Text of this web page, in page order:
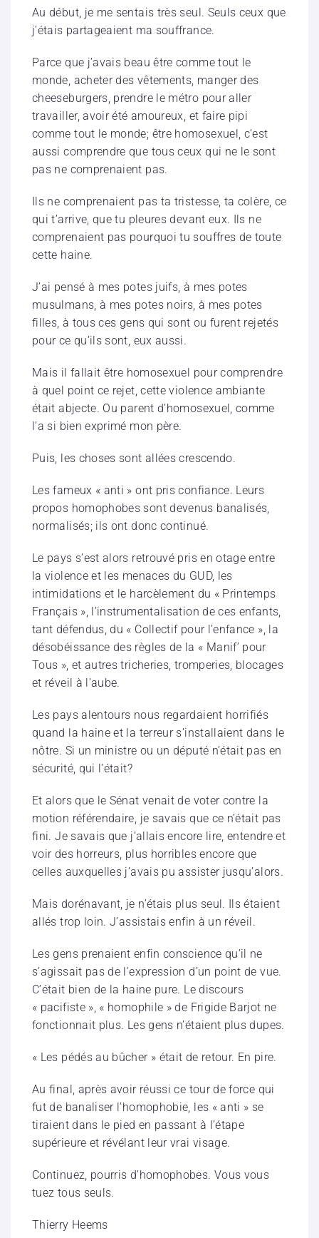
Au début, je me sentais très seul. Seuls ceux que
j’étais partageaient ma souffrance.
Parce que j’avais beau être comme tout le
monde, acheter des vêtements, manger des
cheeseburgers, prendre le métro pour aller
travailler, avoir été amoureux, et faire pipi
comme tout le monde; être homosexuel, c’est
aussi comprendre que tous ceux qui ne le sont
pas ne comprenaient pas.
Ils ne comprenaient pas ta tristesse, ta colère, ce
qui t’arrive, que tu pleures devant eux. Ils ne
comprenaient pas pourquoi tu souffres de toute
cette haine.
J’ai pensé à mes potes juifs, à mes potes
musulmans, à mes potes noirs, à mes potes
filles, à tous ces gens qui sont ou furent rejetés
pour ce qu’ils sont, eux aussi.
Mais il fallait être homosexuel pour comprendre
à quel point ce rejet, cette violence ambiante
était abjecte. Ou parent d’homosexuel, comme
l’a si bien exprimé mon père.
Puis, les choses sont allées crescendo.
Les fameux « anti » ont pris confiance. Leurs
propos homophobes sont devenus banalisés,
normalisés; ils ont donc continué.
Le pays s’est alors retrouvé pris en otage entre
la violence et les menaces du GUD, les
intimidations et le harcèlement du « Printemps
Français », l’instrumentalisation de ces enfants,
tant défendus, du « Collectif pour l’enfance », la
désobéissance des règles de la « Manif’ pour
Tous », et autres tricheries, tromperies, blocages
et réveil à l’aube.
Les pays alentours nous regardaient horrifiés
quand la haine et la terreur s’installaient dans le
nôtre. Si un ministre ou un député n’était pas en
sécurité, qui l’était?
Et alors que le Sénat venait de voter contre la
motion référendaire, je savais que ce n’était pas
fini. Je savais que j’allais encore lire, entendre et
voir des horreurs, plus horribles encore que
celles auxquelles j’avais pu assister jusqu’alors.
Mais dorénavant, je n’étais plus seul. Ils étaient
allés trop loin. J’assistais enfin à un réveil.
Les gens prenaient enfin conscience qu’il ne
s’agissait pas de l’expression d’un point de vue.
C’était bien de la haine pure. Le discours
« pacifiste », « homophile » de Frigide Barjot ne
fonctionnait plus. Les gens n’étaient plus dupes.
« Les pédés au bûcher » était de retour. En pire.
Au final, après avoir réussi ce tour de force qui
fut de banaliser l’homophobie, les « anti » se
tiraient dans le pied en passant à l’étape
supérieure et révélant leur vrai visage.
Continuez, pourris d’homophobes. Vous vous
tuez tous seuls.
Thierry Heems